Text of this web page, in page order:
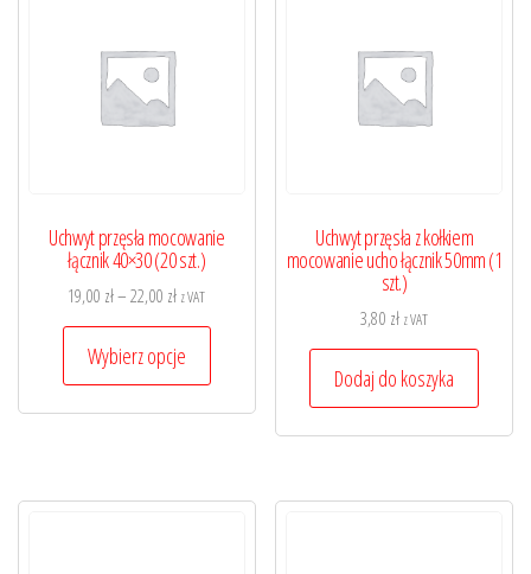
Uchwyt przęsła mocowanie
łącznik 40×30 (20 szt.)
19,00 zł– 22,00 złZakres
cen:
od
19,00 zł
do
z VAT
Wybierz opcje
Ten
Opcje
Uchwyt przęsła z kołkiem
mocowanie ucho łącznik 50mm (1
szt.)
3,80 zł z VAT
Dodaj do koszyka